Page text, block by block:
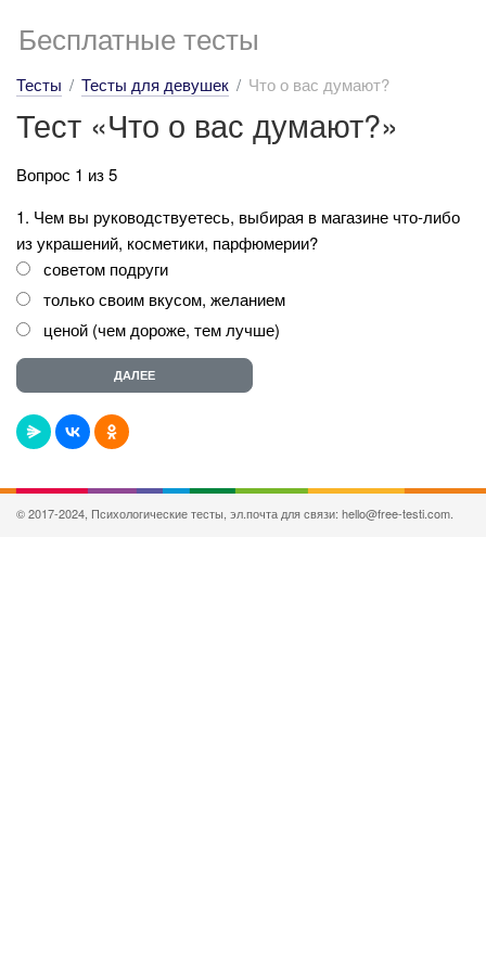
Бесплатные тесты
Тесты Тесты для девушек Что о вас думают?
Тест «Что о вас думают?»
Вопрос 1 из 5
1. Чем вы руководствуетесь, выбирая в магазине что-либо
из украшений, косметики, парфюмерии?
советом подруги
только своим вкусом, желанием
ценой (чем дороже, тем лучше)
© 2017-2024, Психологические тесты, эл.почта для связи: hello@free-testi.com.